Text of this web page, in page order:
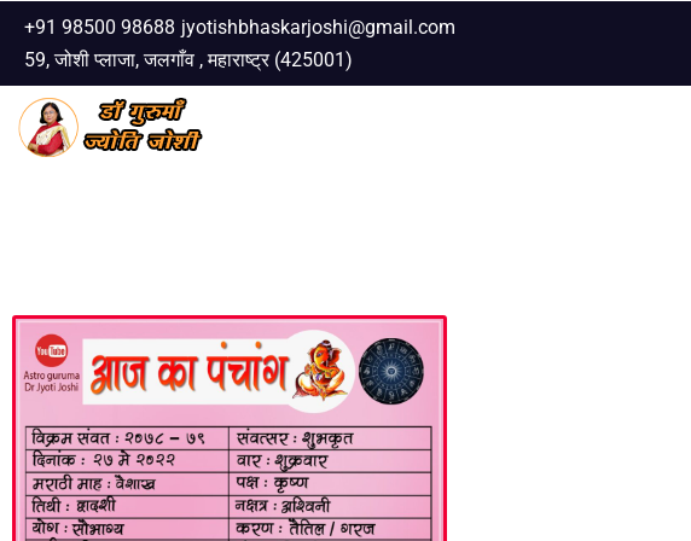
Skip
to
content
+91 98500 98688 jyotishbhaskarjoshi@gmail.com
59, जोशी प्लाजा, जलगाँव , महाराष्ट्र (425001)